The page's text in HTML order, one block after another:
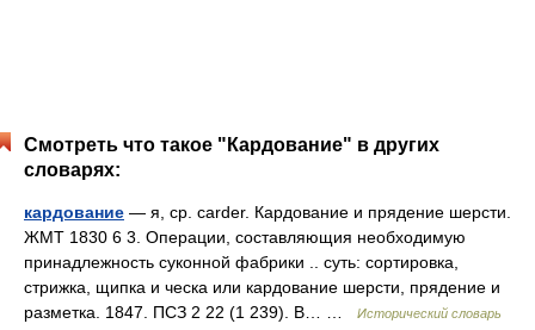
Смотреть что такое "Кардование" в других
словарях:
кардование — я, ср. carder. Кардование и прядение шерсти.
ЖМТ 1830 6 3. Операции, составляющия необходимую
принадлежность суконной фабрики .. суть: сортировка,
стрижка, щипка и ческа или кардование шерсти, прядение и
разметка. 1847. ПСЗ 2 22 (1 239). В… …
Исторический словарь